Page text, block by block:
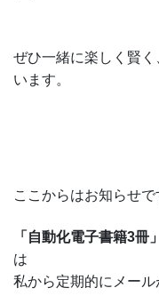
ぜひ一緒に楽しく賢
います。
ここからはお知らせで
「自動化電子書籍3冊
は
私から定期的にメール